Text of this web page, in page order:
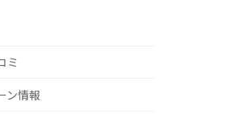
ミ
ン情報